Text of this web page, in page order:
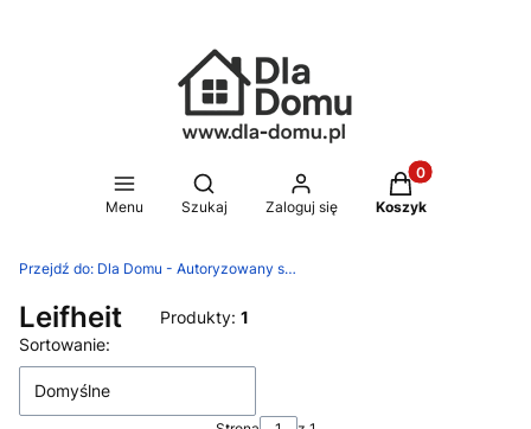
Menu
Otwórz wyszukiwarkę
Szukaj Zaloguj się
Produkty w
Koszyk
Przejdź do: Dla Domu - Autoryzowany sklep Silit, WMF, Zwilling
Leifheit Produkty: 1
Lista produktów
Sortowanie:
Domyślne